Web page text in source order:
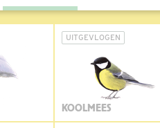
UITGEVLOGEN
KOOLMEES